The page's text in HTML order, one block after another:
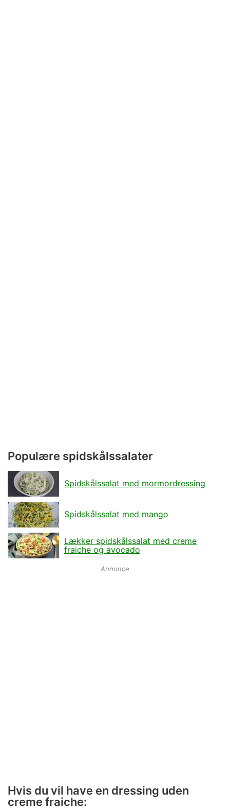
Populære spidskålssalater
Spidskålssalat med mormordressing
Spidskålssalat med mango
Lækker spidskålssalat med creme
fraiche og avocado
Annonce
Hvis du vil have en dressing uden
creme fraiche: